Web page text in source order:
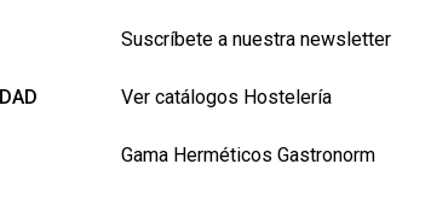
Suscríbete a nuestra newsletter
Ver catálogos Hostelería
Gama Herméticos Gastronorm